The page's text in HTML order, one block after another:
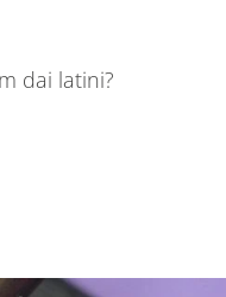
dai latini?